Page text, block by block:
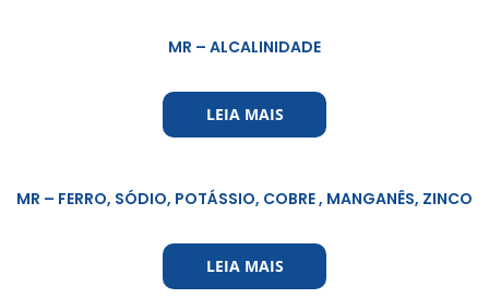
MR – ALCALINIDADE
LEIA MAIS
MR – FERRO, SÓDIO, POTÁSSIO, COBRE , MANGANÊS, ZINCO
LEIA MAIS